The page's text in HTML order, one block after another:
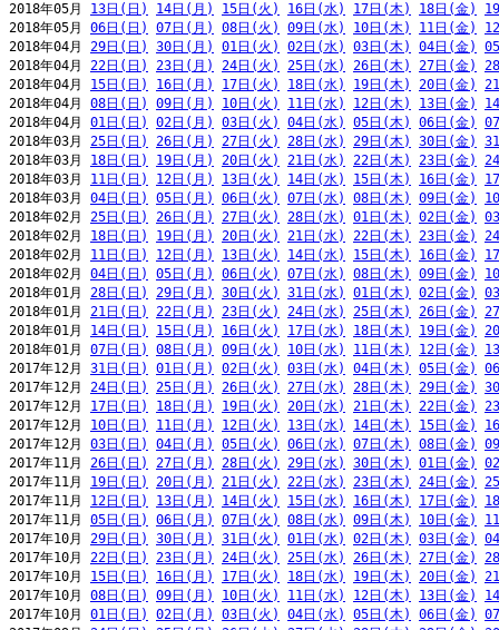
2018年05月 13日(日) 14日(月) 15日(火) 16日(水) 17日(木) 18日(金)
2018年05月 06日(日) 07日(月) 08日(火) 09日(水) 10日(木) 11日(金)
2018年04月 29日(日) 30日(月) 01日(火) 02日(水) 03日(木) 04日(金)
2018年04月 22日(日) 23日(月) 24日(火) 25日(水) 26日(木) 27日(金)
2018年04月 15日(日) 16日(月) 17日(火) 18日(水) 19日(木) 20日(金)
2018年04月 08日(日) 09日(月) 10日(火) 11日(水) 12日(木) 13日(金)
2018年04月 01日(日) 02日(月) 03日(火) 04日(水) 05日(木) 06日(金)
2018年03月 25日(日) 26日(月) 27日(火) 28日(水) 29日(木) 30日(金)
2018年03月 18日(日) 19日(月) 20日(火) 21日(水) 22日(木) 23日(金)
2018年03月 11日(日) 12日(月) 13日(火) 14日(水) 15日(木) 16日(金)
2018年03月 04日(日) 05日(月) 06日(火) 07日(水) 08日(木) 09日(金)
2018年02月 25日(日) 26日(月) 27日(火) 28日(水) 01日(木) 02日(金)
2018年02月 18日(日) 19日(月) 20日(火) 21日(水) 22日(木) 23日(金)
2018年02月 11日(日) 12日(月) 13日(火) 14日(水) 15日(木) 16日(金)
2018年02月 04日(日) 05日(月) 06日(火) 07日(水) 08日(木) 09日(金)
2018年01月 28日(日) 29日(月) 30日(火) 31日(水) 01日(木) 02日(金)
2018年01月 21日(日) 22日(月) 23日(火) 24日(水) 25日(木) 26日(金)
2018年01月 14日(日) 15日(月) 16日(火) 17日(水) 18日(木) 19日(金)
2018年01月 07日(日) 08日(月) 09日(火) 10日(水) 11日(木) 12日(金)
2017年12月 31日(日) 01日(月) 02日(火) 03日(水) 04日(木) 05日(金)
2017年12月 24日(日) 25日(月) 26日(火) 27日(水) 28日(木) 29日(金)
2017年12月 17日(日) 18日(月) 19日(火) 20日(水) 21日(木) 22日(金)
2017年12月 10日(日) 11日(月) 12日(火) 13日(水) 14日(木) 15日(金)
2017年12月 03日(日) 04日(月) 05日(火) 06日(水) 07日(木) 08日(金)
2017年11月 26日(日) 27日(月) 28日(火) 29日(水) 30日(木) 01日(金)
2017年11月 19日(日) 20日(月) 21日(火) 22日(水) 23日(木) 24日(金)
2017年11月 12日(日) 13日(月) 14日(火) 15日(水) 16日(木) 17日(金)
2017年11月 05日(日) 06日(月) 07日(火) 08日(水) 09日(木) 10日(金)
2017年10月 29日(日) 30日(月) 31日(火) 01日(水) 02日(木) 03日(金)
2017年10月 22日(日) 23日(月) 24日(火) 25日(水) 26日(木) 27日(金)
2017年10月 15日(日) 16日(月) 17日(火) 18日(水) 19日(木) 20日(金)
2017年10月 08日(日) 09日(月) 10日(火) 11日(水) 12日(木) 13日(金)
2017年10月 01日(日) 02日(月) 03日(火) 04日(水) 05日(木) 06日(金)